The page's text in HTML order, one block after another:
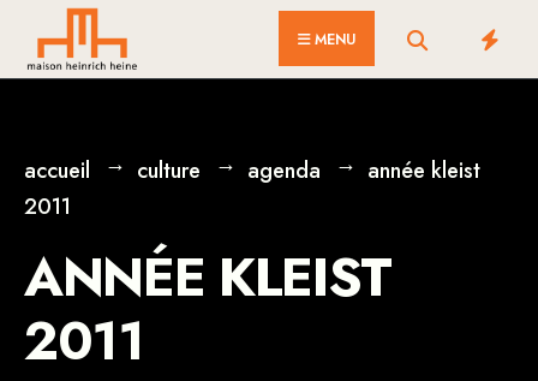
MENU
accueil culture agenda
année kleist
2011
ANNÉE KLEIST
2011